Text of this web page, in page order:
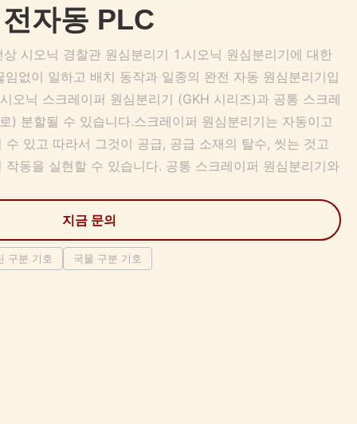
자동 PLC
시오닉 경찰관 원심분리기 1.시오닉 원심분리기에 대한
없이 일하고 배치 동작과 일종의 완전 자동 원심분리기입
오닉 스크레이퍼 원심분리기 (GKH 시리즈)과 공통 스크레
) 분할될 수 있습니다.스크레이퍼 원심분리기는 자동이고
있고 따라서 그것이 공급, 공급 소재의 탈수, 씻는 것고
동을 실현할 수 있습니다. 공통 스크레이퍼 원심분리기와
지금 문의
구분 기호 국물 구분 기호